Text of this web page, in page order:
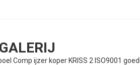
GALERIJ
Comp ijzer koper KRISS 2 ISO9001